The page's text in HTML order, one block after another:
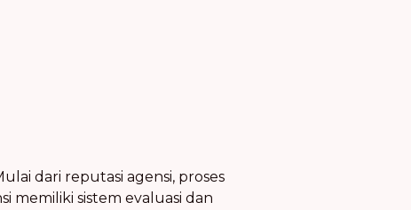
dari reputasi agensi, proses
memiliki sistem evaluasi dan